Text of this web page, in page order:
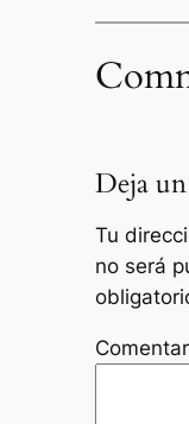
Deja
Tu
no será